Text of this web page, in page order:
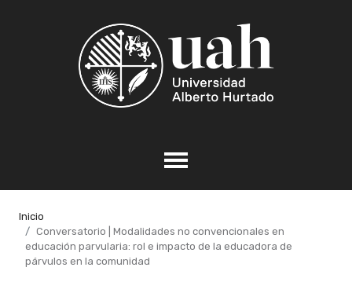
Inicio
Conversatorio | Modalidades no convencionales en
educación parvularia: rol e impacto de la educadora de
párvulos en la comunidad